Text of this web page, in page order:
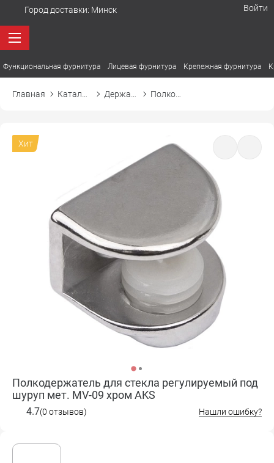
Город доставки: Минск Войти
Функциональная фурнитура Лицевая фурнитура Крепежная фурнитура
Главная
Хит
Полкодержатель для стекла регулируемый под
шуруп мет. MV-09 хром AKS
4.7(0 отзывов) Нашли ошибку?